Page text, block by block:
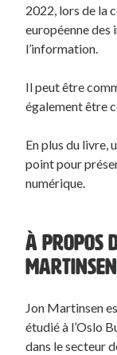
2022, lors de la
européenne des
l’information.
Il peut être
également être
En plus du livre,
point pour
numérique.
À PROPOS
MARTINSEN
Jon Martinsen
étudié à l’Oslo
dans le secteur